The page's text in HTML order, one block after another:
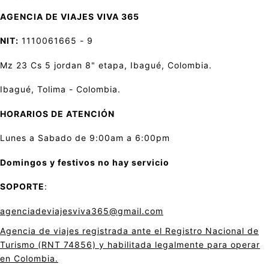
AGENCIA DE VIAJES VIVA 365
NIT: 1110061665 - 9
Mz 23 Cs 5 jordan 8" etapa, Ibagué, Colombia.
Ibagué, Tolima - Colombia.
HORARIOS DE ATENCIÓN
Lunes a Sabado de 9:00am a 6:00pm
Domingos y festivos no hay servicio
SOPORTE:
agenciadeviajesviva365@gmail.com
Agencia de viajes registrada ante el Registro Nacional de
Turismo (RNT 74856) y habilitada legalmente para operar
en Colombia.